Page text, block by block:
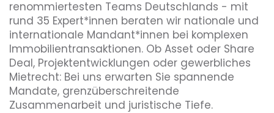
renommiertesten Teams Deutschlands - mit
rund 35 Expert*innen beraten wir nationale und
internationale Mandant*innen bei komplexen
Immobilientransaktionen. Ob Asset oder Share
Deal, Projektentwicklungen oder gewerbliches
Mietrecht: Bei uns erwarten Sie spannende
Mandate, grenzüberschreitende
Zusammenarbeit und juristische Tiefe.